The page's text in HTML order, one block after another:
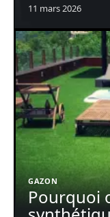
11 mars 2026
GAZON
Pourquoi